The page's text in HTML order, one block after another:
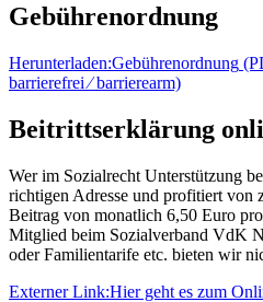
Gebührenordnung
Herunterladen:Gebührenordnung
barrierefrei ⁄ barrierearm)
Beitrittserklärung
Wer im Sozialrecht Unterstützung
richtigen Adresse und profitiert von
Beitrag von monatlich 6,50 Euro
Mitglied beim Sozialverband VdK
oder Familientarife etc. bieten wir
Externer Link:Hier geht es zum